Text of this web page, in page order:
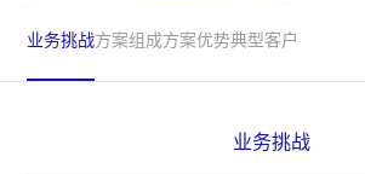
业务挑战方案组成方案优势典型客户
业务挑战